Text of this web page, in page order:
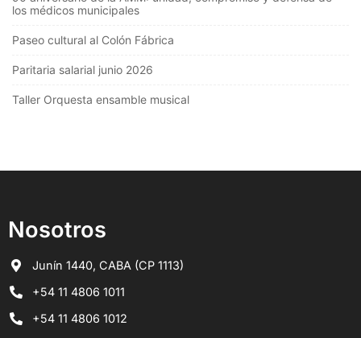
los médicos municipales
Paseo cultural al Colón Fábrica
Paritaria salarial junio 2026
Taller Orquesta ensamble musical
Nosotros
Junín 1440, CABA (CP 1113)
+54 11 4806 1011
+54 11 4806 1012